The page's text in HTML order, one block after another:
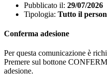
Pubblicato il: 29/07/2026
Tipologia: Tutto il
Conferma adesione
Per questa comunicazione è
Premere sul bottone
adesione.